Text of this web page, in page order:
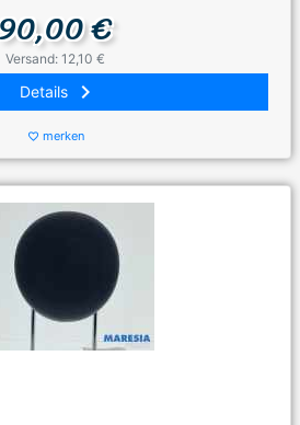
90,00 €
Versand: 12,10 €
Details keyboard_arrow_right
favorite_border merken